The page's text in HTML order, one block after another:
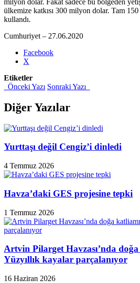
ülkemize katkısı 300 milyon dolar. Tam
kullandı.
Cumhuriyet – 27.06.2020
Share
"Adıgüzel,
mayıs
çıkan
yangının
sabotaj
olduğunu
sürdü"
Facebook
X
Etiketler
Önceki Yazı Sonraki Yazı
Diğer Yazılar
Yurttaşı değil Cengiz’i dinledi
4 Temmuz 2026
Havza’daki GES projesine tepki
1 Temmuz 2026
Artvin Pilarget Havzası’nda
Yüzyıllık kayalar parçalanıyor
16 Haziran 2026